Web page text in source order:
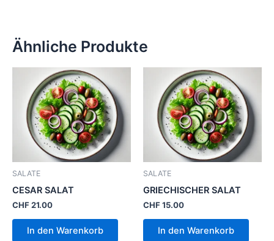
Ähnliche Produkte
SALATE
CESAR SALAT
CHF21.00
In den Warenkorb
SALATE
GRIECHISCHER SALAT
CHF15.00
In den Warenkorb